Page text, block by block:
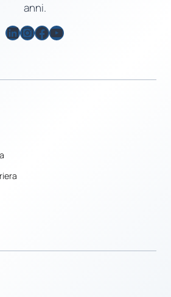
anni.
LinkedIn
Instagram
Facebook
YouTube